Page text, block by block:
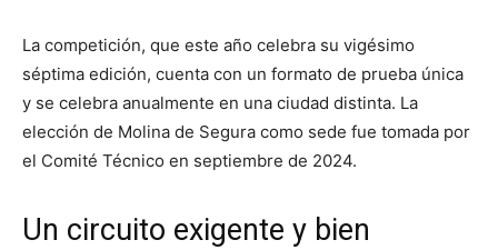
La competición, que este año celebra su vigésimo
séptima edición, cuenta con un formato de prueba única
y se celebra anualmente en una ciudad distinta. La
elección de Molina de Segura como sede fue tomada por
el Comité Técnico en septiembre de 2024.
Un circuito exigente y bien